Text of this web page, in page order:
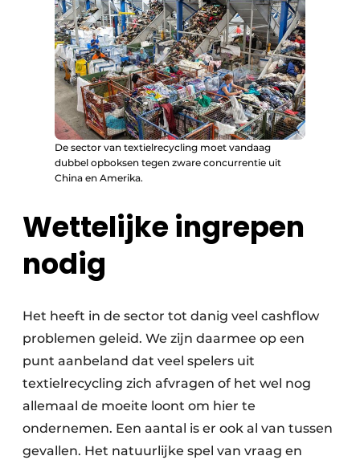
De sector van textielrecycling moet vandaag
dubbel opboksen tegen zware concurrentie uit
China en Amerika.
Wettelijke ingrepen
nodig
Het heeft in de sector tot danig veel cashflow
problemen geleid. We zijn daarmee op een
punt aanbeland dat veel spelers uit
textielrecycling zich afvragen of het wel nog
allemaal de moeite loont om hier te
ondernemen. Een aantal is er ook al van tussen
gevallen. Het natuurlijke spel van vraag en